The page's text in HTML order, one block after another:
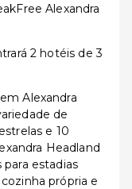
Alexandra
2 hotéis de 3
Alexandra
de
e 10
Headland
estadias
própria e